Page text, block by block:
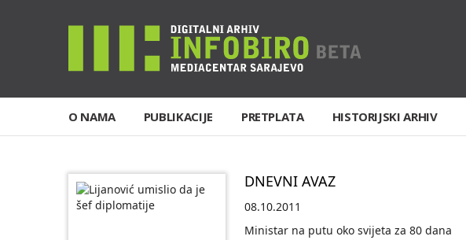
O NAMA PUBLIKACIJE PRETPLATA HISTORIJSKI ARHIV
DNEVNI AVAZ
08.10.2011
Ministar na putu oko svijeta za 80 dana